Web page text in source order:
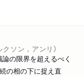
クソン，アンリ）
の限界を超えるべく
の相の下に捉え直